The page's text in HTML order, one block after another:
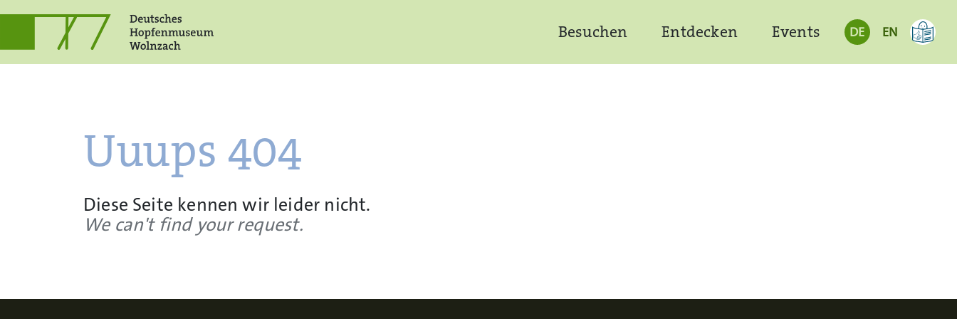
DE EN
Besuchen Entdecken Events
Uuups 404
Diese Seite kennen wir leider nicht.
We can't find your request.